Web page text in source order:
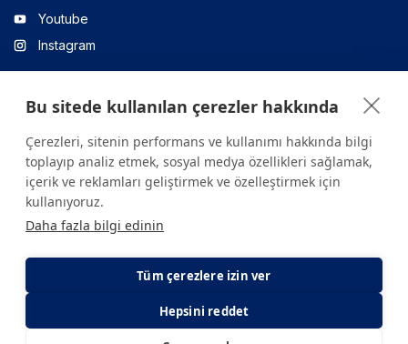
Youtube
Instagram
Linkedin
Sitede yer alan tüm içerikler yalnızca bilgilendirme amaçlıdır.
Sağlığınızla ilgili sorularınız için mutlaka doktoruza ya da bir sağlık
kuruluşuna başvurunuz.
Gizlilik ve Çerez Politikası KVKK Aydınlatma Metni
Bu sitede kullanılan çerezler hakkında
Çerezleri, sitenin performans ve kullanımı hakkında bilgi
toplayıp analiz etmek, sosyal medya özellikleri sağlamak,
içerik ve reklamları geliştirmek ve özelleştirmek için
kullanıyoruz.
Daha fazla bilgi edinin
Tüm çerezlere izin ver
Hepsini reddet